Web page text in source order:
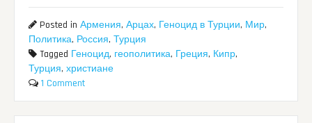
Posted inАрмения,Арцах, Геноцид в Турции, Мир,
Политика, Россия,Турция
Tagged Геноцид, геополитика, Греция, Кипр,
Турция,христиане
1 Comment